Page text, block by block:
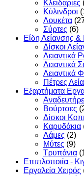
Κλειδαριές
Κύλινδροι
Λουκέτα
Σύρτες (6)
Είδη Λείανσης &
Δίσκοι
Λειαντικά
Λειαντικά
Λειαντικά
Πέτρες
Εξαρτήματα
Βούρτσες
Δίσκοι
Καρυδάκια
Λάμες (2)
Μύτες (9)
Τρυπάνια
Επιπλοποιία -
Εργαλεία Χειρός